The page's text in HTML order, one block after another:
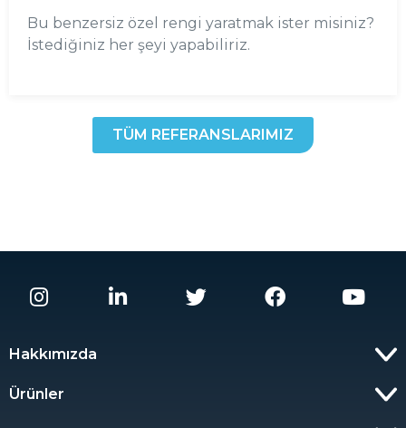
Bu benzersiz özel rengi yaratmak ister misiniz?
İstediğiniz her şeyi yapabiliriz.
TÜM REFERANSLARIMIZ
Hakkımızda
Ürünler